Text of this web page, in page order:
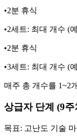
•2분 휴식
•2세트: 최대 개수 (
•2분 휴식
•3세트: 최대 개수 (
매주 총 개수를 1~2
상급자 단계 (9주
목표: 고난도 기술